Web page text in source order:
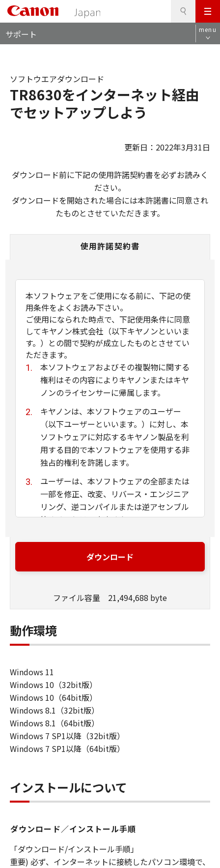
メ
ニ
ュ
サポート menu
TR8630をインターネット経由
でセットアップしよう
ソフトウエアダウンロード
更新日：2022年3月31日
ダウンロード前に下記の使用許諾契約書を必ずお読みく
ださい。
ダウンロードを開始された場合には本許諾書に同意され
たものとさせていただきます。
使用許諾契約書
本ソフトウェアをご使用になる前に、下記の使
用条件をよくお読み下さい。
ご使用になられた時点で、下記使用条件に同意
してキヤノン株式会社（以下キヤノンといいま
す。）との間で契約が成立したものとさせてい
ただきます。
本ソフトウェアおよびその複製物に関する
権利はその内容によりキヤノンまたはキヤ
ノンのライセンサーに帰属します。
キヤノンは、本ソフトウェアのユーザー
（以下ユーザーといいます。）に対し、本
ソフトウェアに対応するキヤノン製品を利
用する目的で本ソフトウェアを使用する非
独占的権利を許諾します。
ユーザーは、本ソフトウェアの全部または
一部を修正、改変、リバース・エンジニア
リング、逆コンパイルまたは逆アセンブル
等することはできません。
ン株式会社およびキヤノンのライセンサー
は、本ソフトウェアがユーザーの特定の目
がないこと、その他本ソフトウェアに関し
キヤノン、キヤノンマーケティングジャパ
ン株式会社およびキヤノンのライセンサー
連して生ずる直接的または間接的な損失、
損害等について、いかなる場合においても
一切の責任を負いません。
ユーザーは、日本国政府または該当国の政
府より必要な許可等を得ることなしに、本
ソフトウェアの全部または一部を、直接ま
たは間接に輸出してはなりません。
ダウンロード
ファイル容量 21,494,688 byte
動作環境
Windows 11
Windows 10（32bit版）
Windows 10（64bit版）
Windows 8.1（32bit版）
Windows 8.1（64bit版）
Windows 7 SP1以降（32bit版）
Windows 7 SP1以降（64bit版）
インストールについて
ダウンロード／インストール手順
「ダウンロード/インストール手順」
重要) 必ず、インターネットに接続したパソコン環境で、